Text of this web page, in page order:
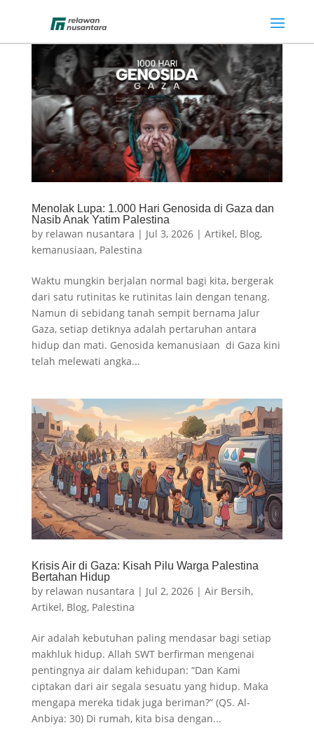
Menolak Lupa: 1.000 Hari Genosida di Gaza dan
Nasib Anak Yatim Palestina
by relawan nusantara | Jul 3, 2026| Artikel, Blog,
kemanusiaan, Palestina
Waktu mungkin berjalan normal bagi kita, bergerak
dari satu rutinitas ke rutinitas lain dengan tenang.
Namun di sebidang tanah sempit bernama Jalur
Gaza, setiap detiknya adalah pertaruhan antara
hidup dan mati. Genosida kemanusiaan di Gaza kini
telah melewati angka...
Krisis Air di Gaza: Kisah Pilu Warga Palestina
Bertahan Hidup
by relawan nusantara | Jul 2, 2026| Air Bersih,
Artikel, Blog, Palestina
Air adalah kebutuhan paling mendasar bagi setiap
makhluk hidup. Allah SWT berfirman mengenai
pentingnya air dalam kehidupan: “Dan Kami
ciptakan dari air segala sesuatu yang hidup. Maka
mengapa mereka tidak juga beriman?” (QS. Al-
Anbiya: 30) Di rumah, kita bisa dengan...